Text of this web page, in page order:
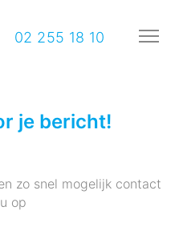
02 255 18 10
je bericht!
zo snel mogelijk contact
op